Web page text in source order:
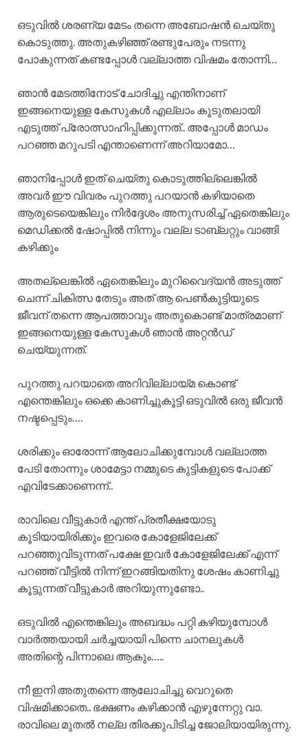
ഒടുവിൽ ശരണ്യ മേടം തന്നെ അബോഷൻ ചെയ്തു
കൊടുത്തു. അതുകഴിഞ്ഞ് രണ്ടുപേരും നടന്നു
പോകുന്നത് കണ്ടപ്പോൾ വല്ലാത്ത വിഷമം തോന്നി…
ഞാൻ മേടത്തിനോട് ചോദിച്ചു എന്തിനാണ്
ഇങ്ങനെയുള്ള കേസുകൾ എല്ലാം കൂടുതലായി
എടുത്ത് പ്രോത്സാഹിപ്പിക്കുന്നത്.. അപ്പോൾ മാഡം
പറഞ്ഞ മറുപടി എന്താണെന്ന് അറിയാമോ…
ഞാനിപ്പോൾ ഇത് ചെയ്തു കൊടുത്തില്ലെങ്കിൽ
അവർ ഈ വിവരം പുറത്തു പറയാൻ കഴിയാതെ
ആരുടെയെങ്കിലും നിർദ്ദേശം അനുസരിച്ച് ഏതെങ്കിലും
മെഡിക്കൽ ഷോപ്പിൽ നിന്നും വല്ല ടാബ്ലറ്റും വാങ്ങി
കഴിക്കും
അതല്ലെങ്കിൽ ഏതെങ്കിലും മുറിവൈദ്യൻ അടുത്ത്
ചെന്ന് ചികിത്സ തേടും അത് ആ പെൺകുട്ടിയുടെ
ജീവന് തന്നെ ആപത്താവും അതുകൊണ്ട് മാത്രമാണ്
ഇങ്ങനെയുള്ള കേസുകൾ ഞാൻ അറ്റൻഡ്
ചെയ്യുന്നത്.
പുറത്തു പറയാതെ അറിവില്ലായ്മ കൊണ്ട്
എന്തെങ്കിലും ഒക്കെ കാണിച്ചുകൂട്ടി ഒടുവിൽ ഒരു ജീവൻ
നഷ്ടപ്പെടും….
ശരിക്കും ഓരോന്ന് ആലോചിക്കുമ്പോൾ വല്ലാത്ത
പേടി തോന്നും ശാമേട്ടാ നമ്മുടെ കുട്ടികളുടെ പോക്ക്
എവിടേക്കാണെന്ന്..
രാവിലെ വീട്ടുകാർ എന്ത് പ്രതീക്ഷയോടു
കൂടിയായിരിക്കും ഇവരെ കോളേജിലേക്ക്
പറഞ്ഞുവിടുന്നത് പക്ഷേ ഇവർ കോളേജിലേക്ക് എന്ന്
പറഞ്ഞ് വീട്ടിൽ നിന്ന് ഇറങ്ങിയതിനു ശേഷം കാണിച്ചു
കൂട്ടുന്നത് വീട്ടുകാർ അറിയുന്നുണ്ടോ..
ഒടുവിൽ എന്തെങ്കിലും അബദ്ധം പറ്റി കഴിയുമ്പോൾ
വാർത്തയായി ചർച്ചയായി പിന്നെ ചാനലുകൾ
അതിന്റെ പിന്നാലെ ആകും…..
നീ ഇനി അതുതന്നെ ആലോചിച്ചു വെറുതെ
വിഷമിക്കാതെ.. ഭക്ഷണം കഴിക്കാൻ എഴുന്നേറ്റു വാ.
രാവിലെ മുതൽ നല്ല തിരക്കുപിടിച്ച ജോലിയായിരുന്നു.